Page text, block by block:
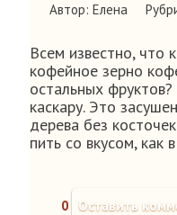
Автор: Елена
Всем известно, что
кофейное зерно
остальных
каскару. Это
дерева без
пить со вкусом, как
0 Оставить